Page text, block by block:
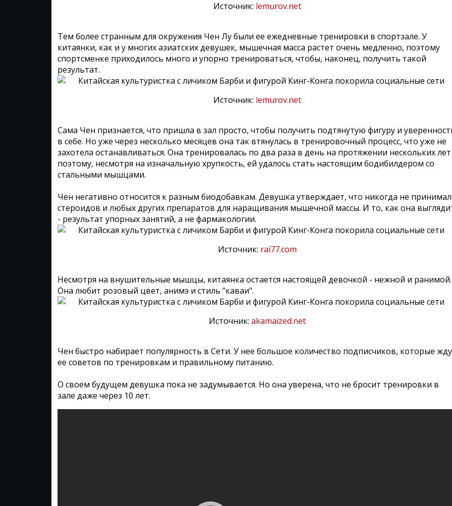
Источник: lemurov.net
Тем более странным для окружения Чен Лу были ее ежедневные тренировки в спортзале. У
китаянки, как и у многих азиатских девушек, мышечная масса растет очень медленно, поэтому
спортсменке приходилось много и упорно тренироваться, чтобы, наконец, получить такой
результат.
Источник: lemurov.net
Сама Чен признается, что пришла в зал просто, чтобы получить подтянутую фигуру и
в себе. Но уже через несколько месяцев она так втянулась в тренировочный процесс, что уже не
захотела останавливаться. Она тренировалась по два раза в день на протяжении нескольких
поэтому, несмотря на изначальную хрупкость, ей удалось стать настоящим бодибилдером со
стальными мышцами.
Чен негативно относится к разным биодобавкам. Девушка утверждает, что никогда не
стероидов и любых других препаратов для наращивания мышечной массы. И то, как она
- результат упорных занятий, а не фармакологии.
Источник: rai77.com
Несмотря на внушительные мышцы, китаянка остается настоящей девочкой - нежной и ранимой.
Она любит розовый цвет, анимэ и стиль "каваи".
Источник: akamaized.net
Чен быстро набирает популярность в Сети. У нее большое количество подписчиков, которые
ее советов по тренировкам и правильному питанию.
О своем будущем девушка пока не задумывается. Но она уверена, что не бросит тренировки в
зале даже через 10 лет.